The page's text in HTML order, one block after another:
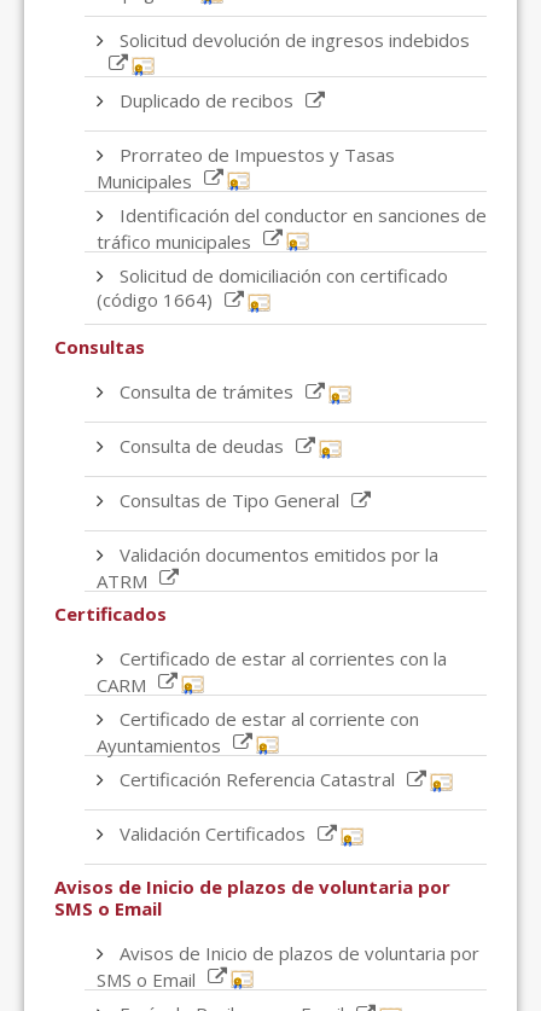
Solicitud devolución de ingresos indebidos
Duplicado de recibos
Prorrateo de Impuestos y Tasas
Municipales
Identificación del conductor en sanciones de
tráfico municipales
Solicitud de domiciliación con certificado
(código 1664)
Consultas
Consulta de trámites
Consulta de deudas
Consultas de Tipo General
Validación documentos emitidos por la
ATRM
Certificados
Certificado de estar al corrientes con la
CARM
Certificado de estar al corriente con
Ayuntamientos
Certificación Referencia Catastral
Validación Certificados
Avisos de Inicio de plazos de voluntaria por
SMS o Email
Avisos de Inicio de plazos de voluntaria por
SMS o Email